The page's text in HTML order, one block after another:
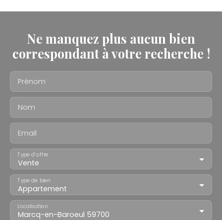
Ne manquez plus aucun bien
correspondant à votre recherche !
Prénom
Nom
Email
Vente
Type d'offre
Appartement
Type de bien
Marcq-en-Baroeul 59700
Localisation